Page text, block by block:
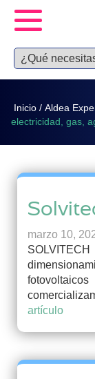
Inicio / Aldea
electricidad, gas,
marzo 10,
artículo